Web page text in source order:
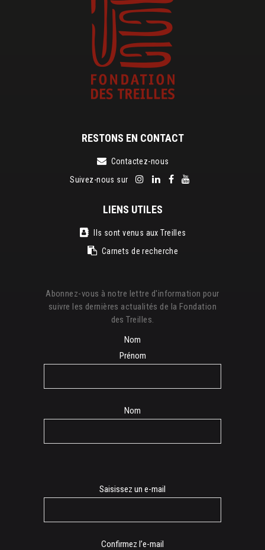
RESTONS EN CONTACT
Contactez-nous
Suivez-nous sur
LIENS UTILES
Ils sont venus aux Treilles
Carnets de recherche
Abonnez-vous à notre lettre d'information pour
suivre les dernières actualités de la Fondation
des Treilles.
Nom
Prénom
Nom
Saisissez un e-mail
Confirmez l’e-mail